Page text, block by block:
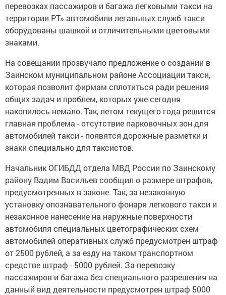
перевозках пассажиров и багажа легковыми такси на
территории РТ» автомобили легальных служб такси
оборудованы шашкой и отличительными цветовыми
знаками.
На совещании прозвучало предложение о создании в
Заинском муниципальном районе Ассоциации такси,
которая позволит фирмам сплотиться ради решения
общих задач и проблем, которых уже сегодня
накопилось немало. Так, летом текущего года решится
главная проблема - отсутствие парковочных зон для
автомобилей такси - появятся дорожные разметки и
знаки специально для таксистов.
Начальник ОГИБДД отдела МВД России по Заинскому
району Вадим Васильев сообщил о размере штрафов,
предусмотренных в законе. Так, за незаконную
установку опознавательного фонаря легкового такси и
незаконное нанесение на наружные поверхности
автомобиля специальных цветографических схем
автомобилей оперативных служб предусмотрен штраф
от 2500 рублей, а за езду на таком транспортном
средстве штраф - 5000 рублей. За перевозку
пассажиров и багажа без специального разрешения на
данный вид деятельности предусмотрен штраф 5000